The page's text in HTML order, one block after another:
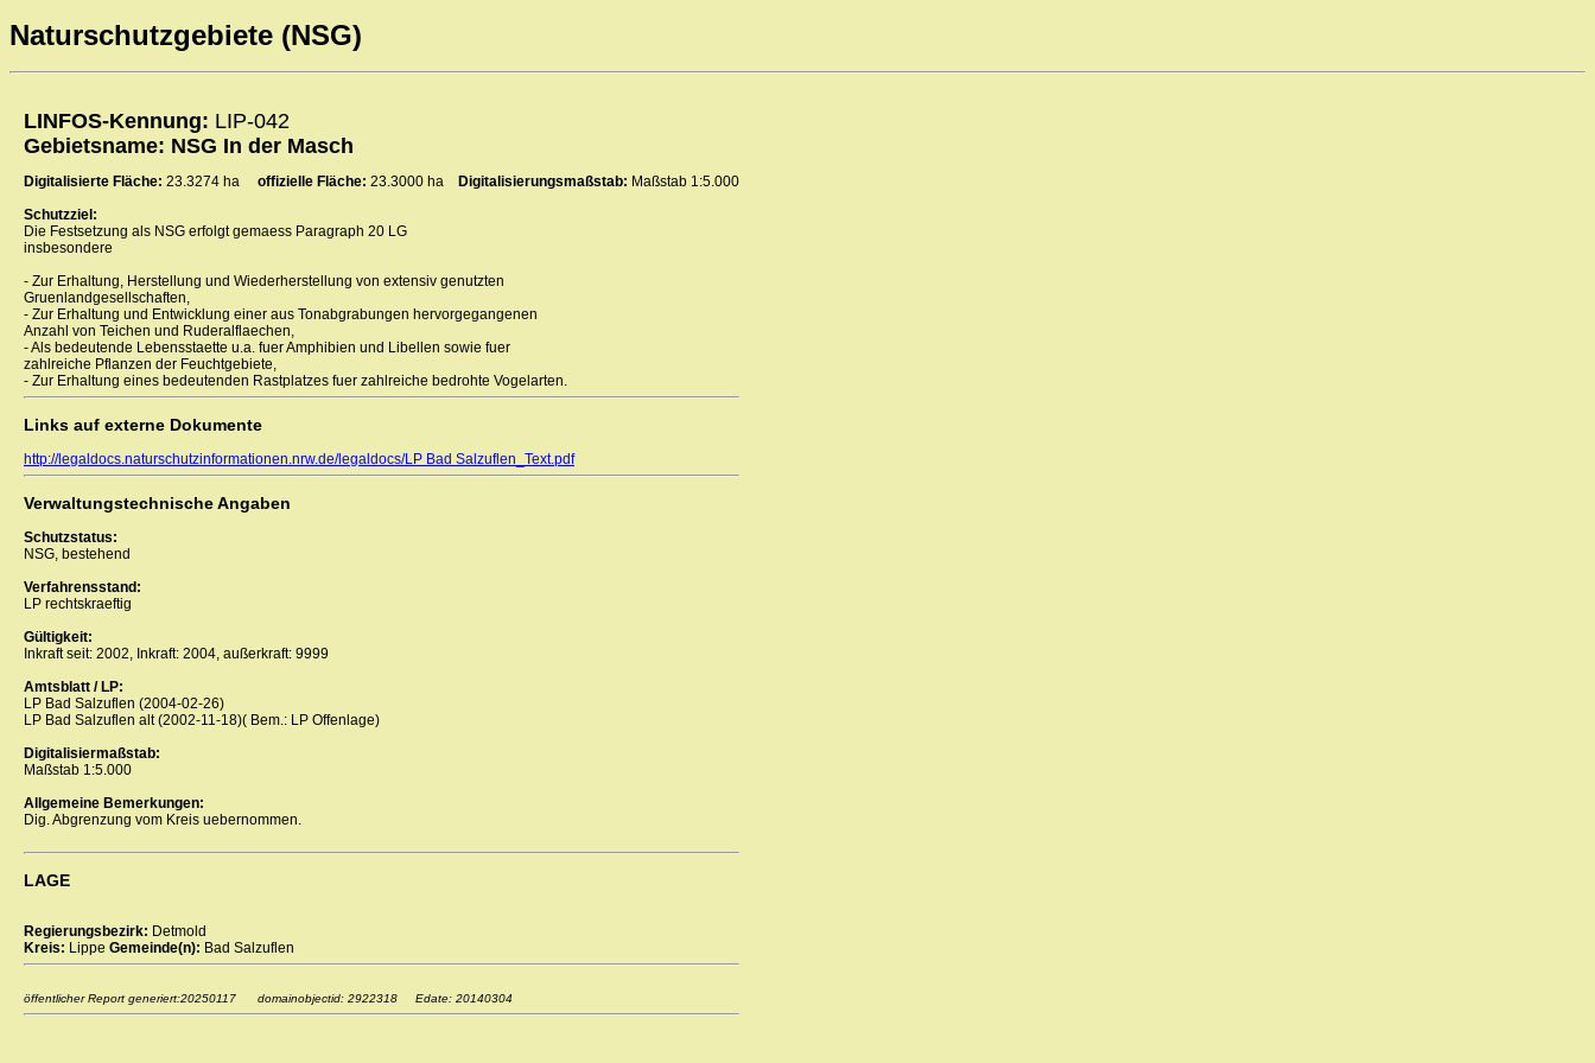
Naturschutzgebiete (NSG)
LINFOS-Kennung: LIP-042
Gebietsname: NSG In der Masch
Digitalisierte Fläche: 23.3274 ha offizielle Fläche: 23.3000 ha Digitalisierungsmaßstab: Maßstab 1:5.000
Schutzziel:
Die Festsetzung als NSG erfolgt gemaess Paragraph 20 LG
insbesondere
- Zur Erhaltung, Herstellung und Wiederherstellung von extensiv genutzten
Gruenlandgesellschaften,
- Zur Erhaltung und Entwicklung einer aus Tonabgrabungen hervorgegangenen
Anzahl von Teichen und Ruderalflaechen,
- Als bedeutende Lebensstaette u.a. fuer Amphibien und Libellen sowie fuer
zahlreiche Pflanzen der Feuchtgebiete,
- Zur Erhaltung eines bedeutenden Rastplatzes fuer zahlreiche bedrohte Vogelarten.
Links auf externe Dokumente
http://legaldocs.naturschutzinformationen.nrw.de/legaldocs/LP Bad Salzuflen_Text.pdf
Verwaltungstechnische Angaben
Schutzstatus:
NSG, bestehend
Verfahrensstand:
LP rechtskraeftig
Gültigkeit:
Inkraft seit: 2002, Inkraft: 2004, außerkraft: 9999
Amtsblatt / LP:
LP Bad Salzuflen (2004-02-26)
LP Bad Salzuflen alt (2002-11-18)( Bem.: LP Offenlage)
Digitalisiermaßstab:
Maßstab 1:5.000
Allgemeine Bemerkungen:
Dig. Abgrenzung vom Kreis uebernommen.
LAGE
Regierungsbezirk: Detmold
Kreis: Lippe Gemeinde(n): Bad Salzuflen
öffentlicher Report generiert:20250117 domainobjectid: 2922318 Edate: 20140304